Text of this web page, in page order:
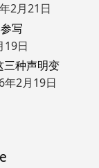
2月21日
写
19日
种声明变
年2月19日